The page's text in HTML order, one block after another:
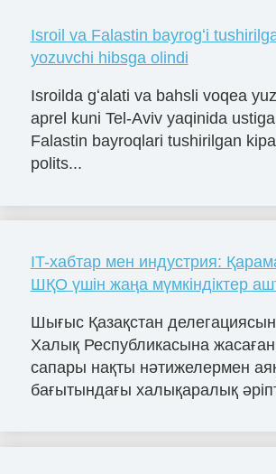
Isroil va Falastin bayrogʻi
yozuvchi hibsga olindi
Isroilda gʻalati va bahsli voqea
aprel kuni Tel-Aviv yaqinida
Falastin bayroqlari tushirilgan
polits...
IT-хабтар мен индустрия:
ШҚО үшін жаңа мүмкіндіктер
Шығыс Қазақстан
Халық Республикасына
сапары нақты нәтижелермен
бағытындағы халықаралық